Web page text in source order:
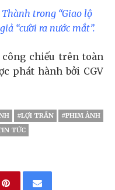
Thành trong “Giao lộ
“cười ra nước mắt”.
chiếu trên toàn
phát hành bởi CGV
#LỢI TRẦN
#PHIM ẢNH
TỨC